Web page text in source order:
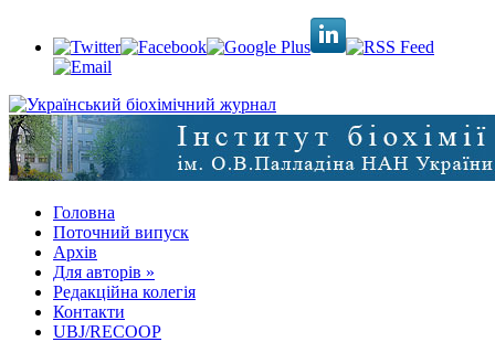
Головна
Поточний випуск
Архів
Для авторів »
Редакційна колегія
Контакти
UBJ/RECOOP